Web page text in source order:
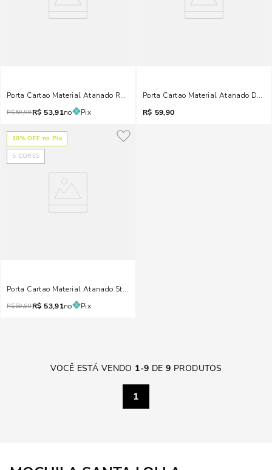
Porta Cartao Material Atanado Red Blood
R$59,90R$ 53,91no Pix
Porta Cartao Material Atanado Doce
R$ 59,90
10% OFF no Pix
5 CORES
Porta Cartao Material Atanado Stone
R$59,90R$ 53,91no Pix
VOCÊ ESTÁ VENDO 1-9 DE9 PRODUTOS
1